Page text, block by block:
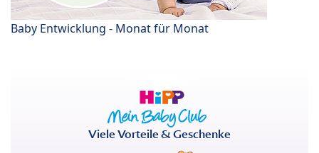
Baby Entwicklung - Monat für Monat
Viele Vorteile & Geschenke